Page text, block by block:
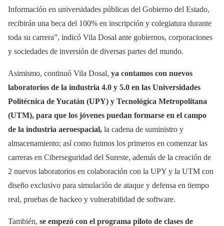
Información en universidades públicas del Gobierno del Estado,
recibirán una beca del 100% en inscripción y colegiatura durante
toda su carrera”, indicó Vila Dosal ante gobiernos, corporaciones
y sociedades de inversión de diversas partes del mundo.
Asimismo, continuó Vila Dosal, ya contamos con nuevos
laboratorios de la industria 4.0 y 5.0 en las Universidades
Politécnica de Yucatán (UPY) y Tecnológica Metropolitana
(UTM), para que los jóvenes puedan formarse en el campo
de la industria aeroespacial, la cadena de suministro y
almacenamiento; así como fuimos los primeros en comenzar las
carreras en Ciberseguridad del Sureste, además de la creación de
2 nuevos laboratorios en colaboración con la UPY y la UTM con
diseño exclusivo para simulación de ataque y defensa en tiempo
real, pruebas de hackeo y vulnerabilidad de software.
También, se empezó con el programa piloto de clases de